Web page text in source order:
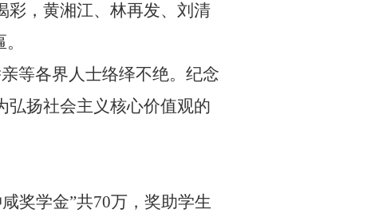
彩，黄湘江、林再发、刘清
等各界人士络绎不绝。纪念
弘扬社会主义核心价值观的
奖学金”共70万，奖助学生